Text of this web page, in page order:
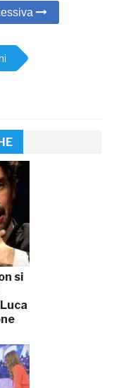
si